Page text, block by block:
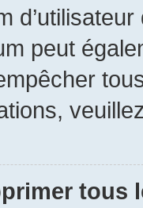
peut
tous